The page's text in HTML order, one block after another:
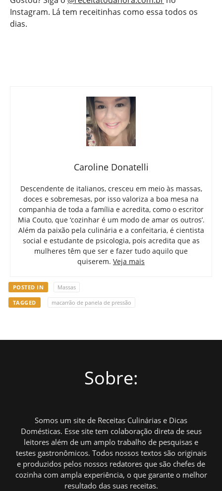
Instagram. Lá tem receitinhas como essa todos os
dias.
Caroline Donatelli
Descendente de italianos, cresceu em meio às massas,
doces e sobremesas, por isso valoriza a boa mesa na
companhia de toda a família e acredita, como o escritor
Mia Couto, que ‘cozinhar é um modo de amar os outros’.
Além da paixão pela culinária e a confeitaria, é cientista
social e estudante de psicologia, pois acredita que as
mulheres têm que ser e fazer tudo aquilo que
quiserem. Veja mais
POSTED IN Massas
TAGGED macarrão de panela de pressão
Sobre:
Somos um site de Receitas Culinárias e Dicas
Domésticas. Esse site tem colaboração direta de seus
leitores além de um amplo trabalho de pesquisas e
testes gastronômicos. Todos nossos textos são originais
e produzidos pelos nossos redatores que são chefes de
cozinha com ampla experiência, o que garante o melhor
resultado das suas receitas.